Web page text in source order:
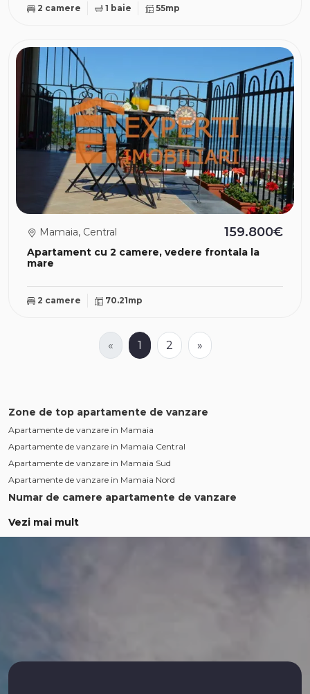
2 camere 1 baie 55mp
Apartament cu 2 camere, vedere frontala la
mare
Mamaia, Central 159.800€
2 camere 70.21mp
« 1 2 »
Zone de top apartamente de vanzare
Apartamente de vanzare in Mamaia
Apartamente de vanzare in Mamaia Central
Apartamente de vanzare in Mamaia Sud
Apartamente de vanzare in Mamaia Nord
Numar de camere apartamente de vanzare
Apartamente de vanzare 1 camera
Apartamente de vanzare in Mamaia
Vezi mai mult